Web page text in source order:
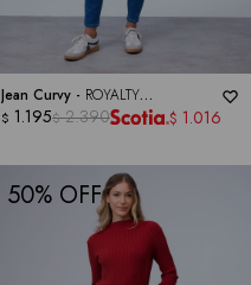
Jean Curvy - ROYALTY
COLLECTION
$ 1.195$ 2.390 $ 1.016
50